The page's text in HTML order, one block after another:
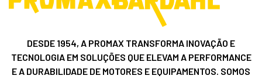
DESDE 1954, A PROMAX TRANSFORMA INOVAÇÃO E
TECNOLOGIA EM SOLUÇÕES QUE ELEVAM A PERFORMANCE
E A DURABILIDADE DE MOTORES E EQUIPAMENTOS. SOMOS